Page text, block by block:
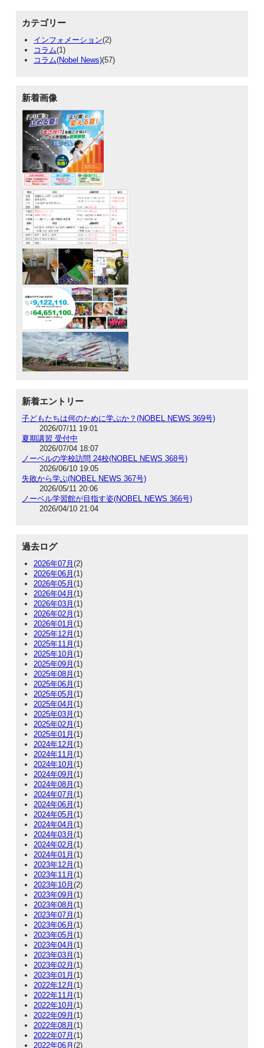
カテゴリー
インフォメーション(2)
コラム(1)
コラム(Nobel News)(57)
新着画像
新着エントリー
子どもたちは何のために学ぶか？(NOBEL NEWS 369号)
2026/07/11 19:01
夏期講習 受付中
2026/07/04 18:07
ノーベルの学校訪問 24校(NOBEL NEWS 368号)
2026/06/10 19:05
失敗から学ぶ(NOBEL NEWS 367号)
2026/05/11 20:06
ノーベル学習館が目指す姿(NOBEL NEWS 366号)
2026/04/10 21:04
過去ログ
2026年07月 (2)
2026年06月 (1)
2026年05月 (1)
2026年04月 (1)
2026年03月 (1)
2026年02月 (1)
2026年01月 (1)
2025年12月 (1)
2025年11月 (1)
2025年10月 (1)
2025年09月 (1)
2025年08月 (1)
2025年06月 (1)
2025年05月 (1)
2025年04月 (1)
2025年03月 (1)
2025年02月 (1)
2025年01月 (1)
2024年12月 (1)
2024年11月 (1)
2024年10月 (1)
2024年09月 (1)
2024年08月 (1)
2024年07月 (1)
2024年06月 (1)
2024年05月 (1)
2024年04月 (1)
2024年03月 (1)
2024年02月 (1)
2024年01月 (1)
2023年12月 (1)
2023年11月 (1)
2023年10月 (2)
2023年09月 (1)
2023年08月 (1)
2023年07月 (1)
2023年06月 (1)
2023年05月 (1)
2023年04月 (1)
2023年03月 (1)
2023年02月 (1)
2023年01月 (1)
2022年12月 (1)
2022年11月 (1)
2022年10月 (1)
2022年09月 (1)
2022年08月 (1)
2022年07月 (1)
2022年06月 (2)